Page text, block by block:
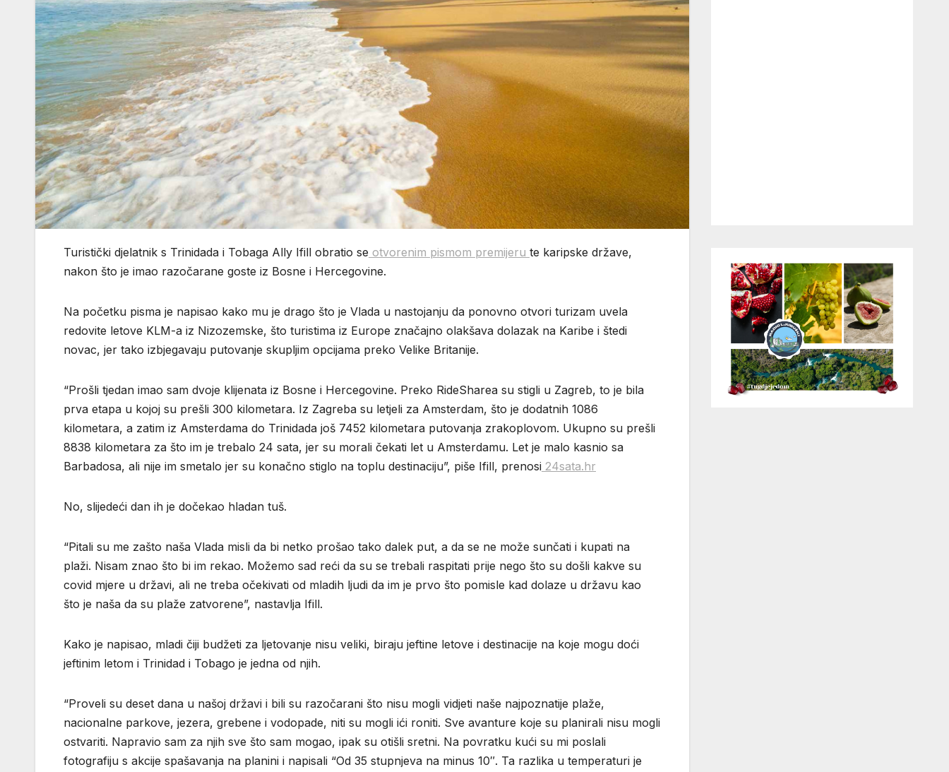
Turistički djelatnik s Trinidada i Tobaga Ally Ifill obratio se otvorenim pismom premijeru te karipske države,
nakon što je imao razočarane goste iz Bosne i Hercegovine.
Na početku pisma je napisao kako mu je drago što je Vlada u nastojanju da ponovno otvori turizam uvela
redovite letove KLM-a iz Nizozemske, što turistima iz Europe značajno olakšava dolazak na Karibe i štedi
novac, jer tako izbjegavaju putovanje skupljim opcijama preko Velike Britanije.
“Prošli tjedan imao sam dvoje klijenata iz Bosne i Hercegovine. Preko RideSharea su stigli u Zagreb, to je bila
prva etapa u kojoj su prešli 300 kilometara. Iz Zagreba su letjeli za Amsterdam, što je dodatnih 1086
kilometara, a zatim iz Amsterdama do Trinidada još 7452 kilometara putovanja zrakoplovom. Ukupno su prešli
8838 kilometara za što im je trebalo 24 sata, jer su morali čekati let u Amsterdamu. Let je malo kasnio sa
Barbadosa, ali nije im smetalo jer su konačno stiglo na toplu destinaciju”, piše Ifill, prenosi 24sata.hr
No, slijedeći dan ih je dočekao hladan tuš.
“Pitali su me zašto naša Vlada misli da bi netko prošao tako dalek put, a da se ne može sunčati i kupati na
plaži. Nisam znao što bi im rekao. Možemo sad reći da su se trebali raspitati prije nego što su došli kakve su
covid mjere u državi, ali ne treba očekivati od mladih ljudi da im je prvo što pomisle kad dolaze u državu kao
što je naša da su plaže zatvorene”, nastavlja Ifill.
Kako je napisao, mladi čiji budžeti za ljetovanje nisu veliki, biraju jeftine letove i destinacije na koje mogu doći
jeftinim letom i Trinidad i Tobago je jedna od njih.
“Proveli su deset dana u našoj državi i bili su razočarani što nisu mogli vidjeti naše najpoznatije plaže,
nacionalne parkove, jezera, grebene i vodopade, niti su mogli ići roniti. Sve avanture koje su planirali nisu mogli
ostvariti. Napravio sam za njih sve što sam mogao, ipak su otišli sretni. Na povratku kući su mi poslali
fotografiju s akcije spašavanja na planini i napisali “Od 35 stupnjeva na minus 10″. Ta razlika u temperaturi je